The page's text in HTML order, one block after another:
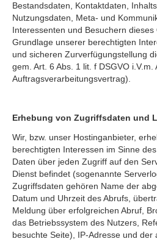
Bestandsdaten, Kontaktdaten,
Nutzungsdaten, Meta- und
Interessenten und Besuchern
Grundlage unserer berechtigten
und sicheren Zurverfügungstellung
gem. Art. 6 Abs. 1 lit. f DSGVO
Auftragsverarbeitungsvertrag).
Erhebung von Zugriffsdaten und
Wir, bzw. unser Hostinganbieter,
berechtigten Interessen im Sinne
Daten über jeden Zugriff auf den
Dienst befindet (sogenannte
Zugriffsdaten gehören Name der
Datum und Uhrzeit des Abrufs,
Meldung über erfolgreichen Abruf,
das Betriebssystem des Nutzers,
besuchte Seite), IP-Adresse und der